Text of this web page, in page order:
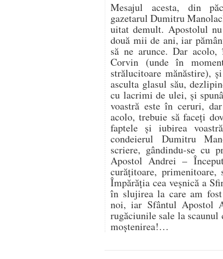
Mesajul acesta, din
gazetarul Dumitru
uitat demult. Apostolul
două mii de ani, iar
să ne arunce. Dar
Corvin (unde în
strălucitoare mănăstire),
asculta glasul său,
cu lacrimi de ulei, şi
voastră este în ceruri,
acolo, trebuie să faceţi
faptele şi iubirea
condeierul Dumitru
scriere, gândindu-se cu
Apostol Andrei –
curăţitoare, primenitoare,
Împărăţia cea veşnică a
în slujirea la care am
noi, iar Sfântul Apostol
rugăciunile sale la
moştenirea!…